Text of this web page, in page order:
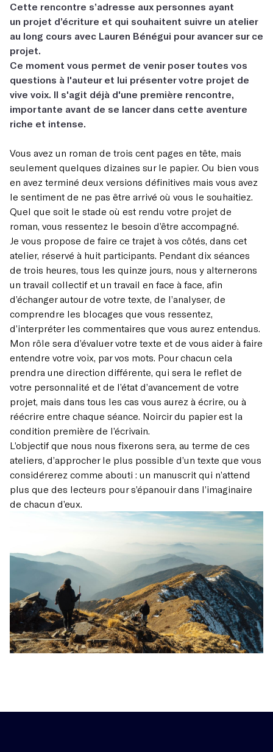
Cette rencontre s’adresse aux personnes ayant
un projet d’écriture et qui souhaitent suivre un atelier
au long cours avec Lauren Bénégui pour avancer sur ce
projet.
Ce moment vous permet de venir poser toutes vos
questions à l'auteur et lui présenter votre projet de
vive voix. Il s'agit déjà d'une première rencontre,
importante avant de se lancer dans cette aventure
riche et intense.
Vous avez un roman de trois cent pages en tête, mais
seulement quelques dizaines sur le papier. Ou bien vous
en avez terminé deux versions définitives mais vous avez
le sentiment de ne pas être arrivé où vous le souhaitiez.
Quel que soit le stade où est rendu votre projet de
roman, vous ressentez le besoin d’être accompagné.
Je vous propose de faire ce trajet à vos côtés, dans cet
atelier, réservé à huit participants. Pendant dix séances
de trois heures, tous les quinze jours, nous y alternerons
un travail collectif et un travail en face à face, afin
d’échanger autour de votre texte, de l’analyser, de
comprendre les blocages que vous ressentez,
d’interpréter les commentaires que vous aurez entendus.
Mon rôle sera d’évaluer votre texte et de vous aider à faire
entendre votre voix, par vos mots. Pour chacun cela
prendra une direction différente, qui sera le reflet de
votre personnalité et de l’état d’avancement de votre
projet, mais dans tous les cas vous aurez à écrire, ou à
réécrire entre chaque séance. Noircir du papier est la
condition première de l’écrivain.
L’objectif que nous nous fixerons sera, au terme de ces
ateliers, d’approcher le plus possible d’un texte que vous
considérerez comme abouti : un manuscrit qui n’attend
plus que des lecteurs pour s’épanouir dans l’imaginaire
de chacun d’eux.